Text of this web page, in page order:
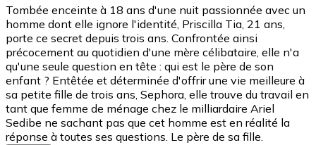
Tombée enceinte à 18 ans d'une nuit passionnée avec un
homme dont elle ignore l'identité, Priscilla Tia, 21 ans,
porte ce secret depuis trois ans. Confrontée ainsi
précocement au quotidien d'une mère célibataire, elle n'a
qu'une seule question en tête : qui est le père de son
enfant ? Entêtée et déterminée d'offrir une vie meilleure à
sa petite fille de trois ans, Sephora, elle trouve du travail en
tant que femme de ménage chez le milliardaire Ariel
Sedibe ne sachant pas que cet homme est en réalité la
réponse à toutes ses questions. Le père de sa fille.